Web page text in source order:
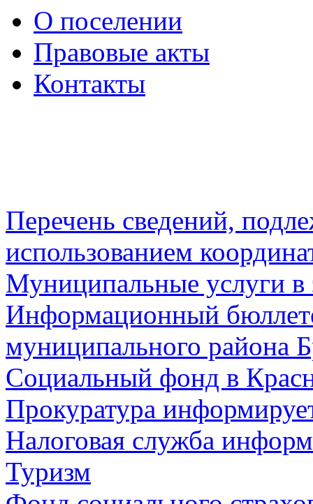
О поселении
Правовые акты
Контакты
Перечень сведений,
использованием
Муниципальные услуги в
Информационный
муниципального района
Социальный фонд в
Прокуратура
Налоговая служба
Туризм